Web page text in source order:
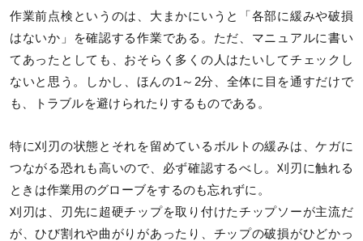
作業前点検というのは、大まかにいうと「各部に緩みや破損
はないか」を確認する作業である。ただ、マニュアルに書い
てあったとしても、おそらく多くの人はたいしてチェックし
ないと思う。しかし、ほんの1～2分、全体に目を通すだけで
も、トラブルを避けられたりするものである。
特に刈刃の状態とそれを留めているボルトの緩みは、ケガに
つながる恐れも高いので、必ず確認するべし。刈刃に触れる
ときは作業用のグローブをするのも忘れずに。
刈刃は、刃先に超硬チップを取り付けたチップソーが主流だ
が、ひび割れや曲がりがあったり、チップの破損がひどかっ